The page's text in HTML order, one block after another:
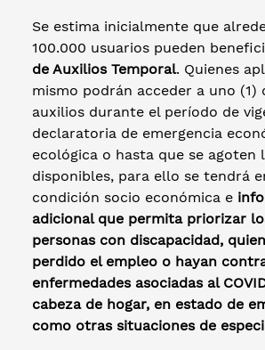
Se estima inicialmente que
100.000 usuarios pueden
de Auxilios Temporal. Quienes
mismo podrán acceder a uno (1)
auxilios durante el período de
declaratoria de emergencia
ecológica o hasta que se agoten
disponibles, para ello se tendrá
condición socio económica e
adicional que permita priorizar
personas con discapacidad,
perdido el empleo o hayan
enfermedades asociadas al
cabeza de hogar, en estado de
como otras situaciones de